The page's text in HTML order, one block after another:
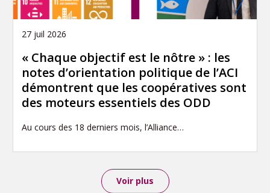
27 juil 2026
« Chaque objectif est le nôtre » : les
notes d’orientation politique de l’ACI
démontrent que les coopératives sont
des moteurs essentiels des ODD
Au cours des 18 derniers mois, l’Alliance…
Voir plus